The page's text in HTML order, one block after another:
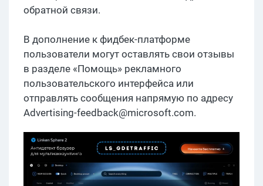
обратной связи.
В дополнение к фидбек-платформе
пользователи могут оставлять свои отзывы
в разделе «Помощь» рекламного
пользовательского интерфейса или
отправлять сообщения напрямую по адресу
Advertising-feedback@microsoft.com.